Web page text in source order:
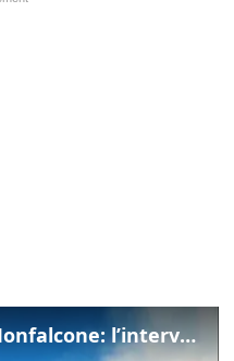
Incendio tra Duino e Monfalcone: l’intervento dei vigili del fuoco